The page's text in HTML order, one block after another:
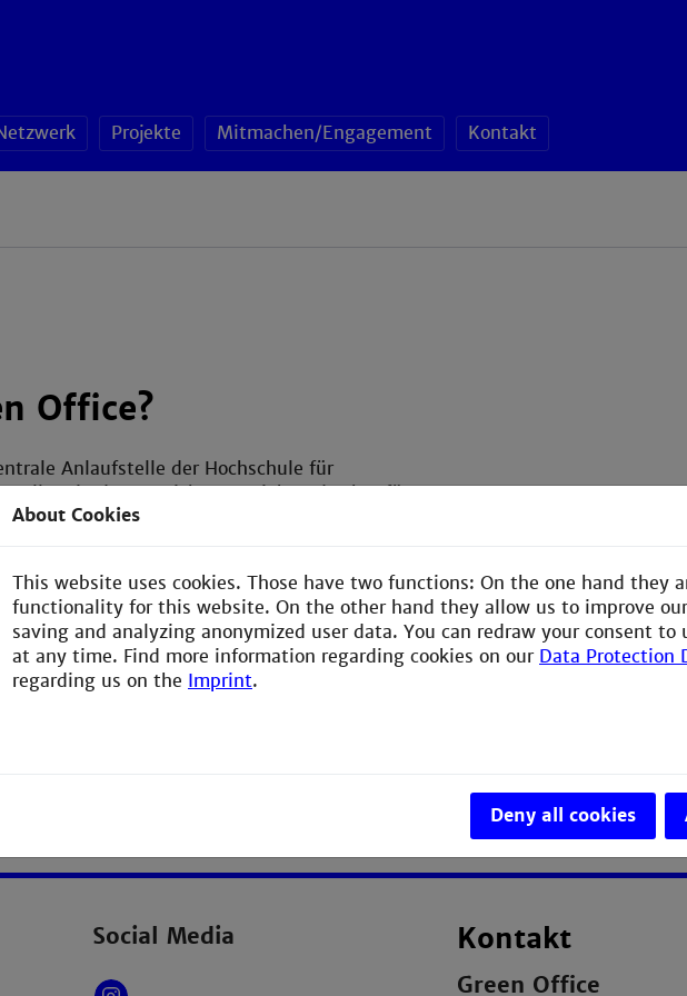
Projekte Mitmachen/Engagement Kontakt
Office?
Anlaufstelle der Hochschule für
allem in den Bereichen Betrieb und Lehre für
Das GO-Team fördert das Engagement im
Beratung bei der Planung und
mit einer nachhaltigen und ethischen
und bereichert das Campusleben mit
Social Media Kontakt
Green Office
About Cookies
This website uses cookies. Those have two functions: On the one hand they
functionality for this website. On the other hand they allow us to improve
saving and analyzing anonymized user data. You can redraw your consent to
at any time. Find more information regarding cookies on our Data Protection
regarding us on the Imprint.
Deny all cookies